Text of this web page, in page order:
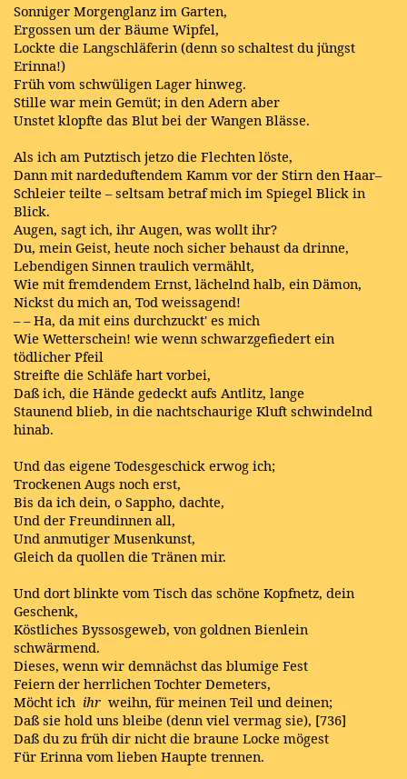
Sonniger Morgenglanz im Garten,
Ergossen um der Bäume Wipfel,
Lockte die Langschläferin (denn so schaltest du jüngst
Erinna!)
Früh vom schwüligen Lager hinweg.
Stille war mein Gemüt; in den Adern aber
Unstet klopfte das Blut bei der Wangen Blässe.
Als ich am Putztisch jetzo die Flechten löste,
Dann mit nardeduftendem Kamm vor der Stirn den Haar–
Schleier teilte – seltsam betraf mich im Spiegel Blick in
Blick.
Augen, sagt ich, ihr Augen, was wollt ihr?
Du, mein Geist, heute noch sicher behaust da drinne,
Lebendigen Sinnen traulich vermählt,
Wie mit fremdendem Ernst, lächelnd halb, ein Dämon,
Nickst du mich an, Tod weissagend!
– – Ha, da mit eins durchzuckt' es mich
Wie Wetterschein! wie wenn schwarzgefiedert ein
tödlicher Pfeil
Streifte die Schläfe hart vorbei,
Daß ich, die Hände gedeckt aufs Antlitz, lange
Staunend blieb, in die nachtschaurige Kluft schwindelnd
hinab.
Und das eigene Todesgeschick erwog ich;
Trockenen Augs noch erst,
Bis da ich dein, o Sappho, dachte,
Und der Freundinnen all,
Und anmutiger Musenkunst,
Gleich da quollen die Tränen mir.
Und dort blinkte vom Tisch das schöne Kopfnetz, dein
Geschenk,
Köstliches Byssosgeweb, von goldnen Bienlein
schwärmend.
Dieses, wenn wir demnächst das blumige Fest
Feiern der herrlichen Tochter Demeters,
Möcht ich ihr weihn, für meinen Teil und deinen;
Daß sie hold uns bleibe (denn viel vermag sie), [736]
Daß du zu früh dir nicht die braune Locke mögest
Für Erinna vom lieben Haupte trennen.